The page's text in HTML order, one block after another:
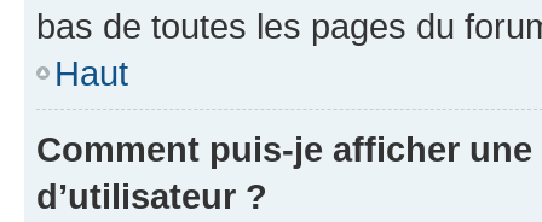
bas de toutes les pages du
Haut
Comment puis-je afficher
d’utilisateur ?